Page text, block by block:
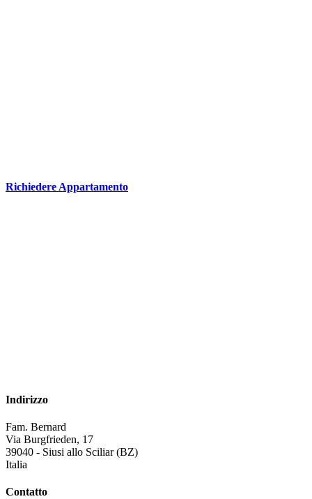
Richiedere Appartamento
Indirizzo
Fam. Bernard
Via Burgfrieden, 17
39040 - Siusi allo Sciliar (BZ)
Italia
Contatto